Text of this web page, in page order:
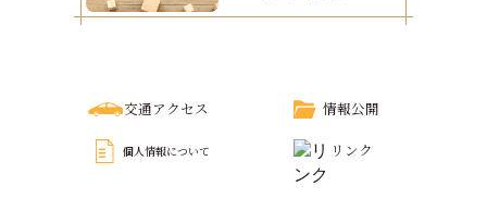
交通アクセス 情報公開
個人情報について リンク